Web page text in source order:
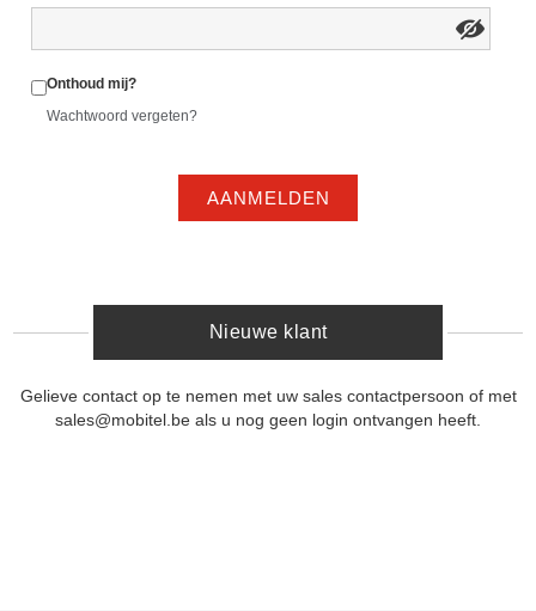
Onthoud mij?
Wachtwoord vergeten?
AANMELDEN
Nieuwe klant
Gelieve contact op te nemen met uw sales contactpersoon of met
sales@mobitel.be als u nog geen login ontvangen heeft.